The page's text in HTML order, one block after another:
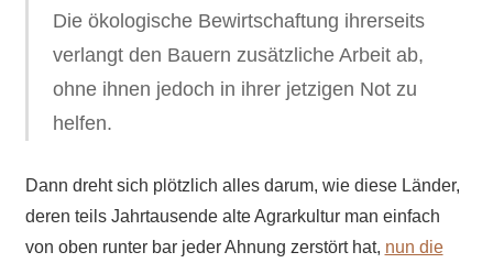
Die ökologische Bewirtschaftung ihrerseits
verlangt den Bauern zusätzliche Arbeit ab,
ohne ihnen jedoch in ihrer jetzigen Not zu
helfen.
Dann dreht sich plötzlich alles darum, wie diese Länder,
deren teils Jahrtausende alte Agrarkultur man einfach
von oben runter bar jeder Ahnung zerstört hat, nun die